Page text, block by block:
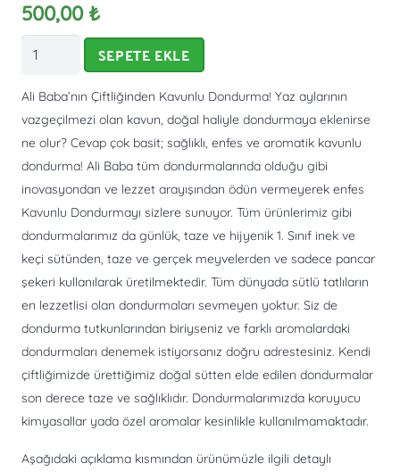
500,00₺
Kavunlu
Dondurma
(1
kg)
adet
SEPETE EKLE
Ali Baba’nın Çiftliğinden Kavunlu Dondurma! Yaz aylarının
vazgeçilmezi olan kavun, doğal haliyle dondurmaya eklenirse
ne olur? Cevap çok basit; sağlıklı, enfes ve aromatik kavunlu
dondurma! Ali Baba tüm dondurmalarında olduğu gibi
inovasyondan ve lezzet arayışından ödün vermeyerek enfes
Kavunlu Dondurmayı sizlere sunuyor. Tüm ürünlerimiz gibi
dondurmalarımız da günlük, taze ve hijyenik 1. Sınıf inek ve
keçi sütünden, taze ve gerçek meyvelerden ve sadece pancar
şekeri kullanılarak üretilmektedir. Tüm dünyada sütlü tatlıların
en lezzetlisi olan dondurmaları sevmeyen yoktur. Siz de
dondurma tutkunlarından biriyseniz ve farklı aromalardaki
dondurmaları denemek istiyorsanız doğru adrestesiniz. Kendi
çiftliğimizde ürettiğimiz doğal sütten elde edilen dondurmalar
son derece taze ve sağlıklıdır. Dondurmalarımızda koruyucu
kimyasallar yada özel aromalar kesinlikle kullanılmamaktadır.
Aşağıdaki açıklama kısmından ürünümüzle ilgili detaylı